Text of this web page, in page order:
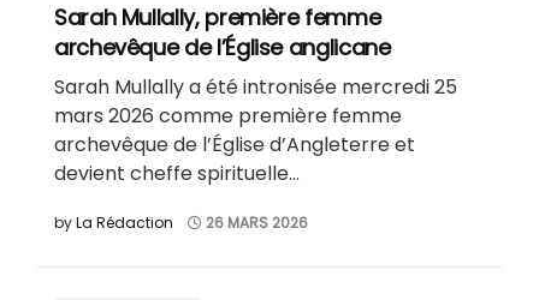
Sarah Mullally, première femme
archevêque de l’Église anglicane
Sarah Mullally a été intronisée mercredi 25
mars 2026 comme première femme
archevêque de l’Église d’Angleterre et
devient cheffe spirituelle...
byLa Rédaction 26 MARS 2026